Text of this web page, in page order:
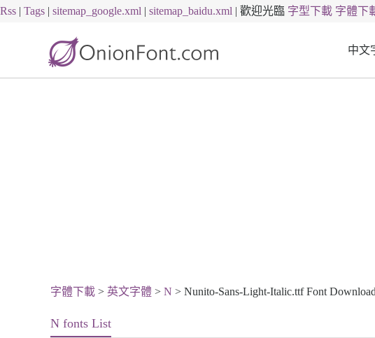
Rss | Tags | sitemap_google.xml | sitemap_baidu.xml | 歡迎光臨 字型下載 字體下
中文
字體下載 > 英文字體 > N > Nunito-Sans-Light-Italic.ttf Font Download
N fonts List